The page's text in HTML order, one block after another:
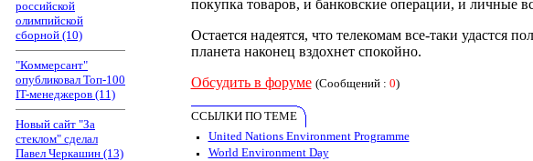
российской
олимпийской
сборной (10)
"Коммерсант"
опубликовал Топ-100
IT-менеджеров (11)
Новый сайт "За
стеклом" сделал
Павел Черкашин (13)
покупка товаров, и банковские операции, и личные
Остается надеятся, что телекомам все-таки удастся
планета наконец вздохнет спокойно.
Обсудить в форуме (Сообщений : 0)
ССЫЛКИ ПО ТЕМЕ
United Nations Environment Programme
World Environment Day